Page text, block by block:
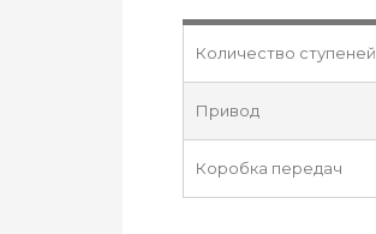
Количество ступеней
Привод
Коробка передач